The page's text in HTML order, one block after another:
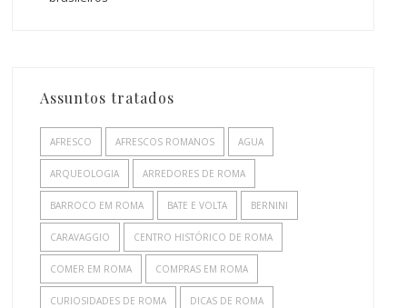
Assuntos tratados
AFRESCO AFRESCOS ROMANOS AGUA
ARQUEOLOGIA ARREDORES DE ROMA
BARROCO EM ROMA BATE E VOLTA BERNINI
CARAVAGGIO CENTRO HISTÓRICO DE ROMA
COMER EM ROMA COMPRAS EM ROMA
CURIOSIDADES DE ROMA DICAS DE ROMA